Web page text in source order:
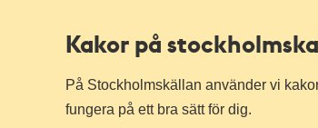
Kakor på
På Stockholmskällan använder vi
fungera på ett bra sätt för dig.